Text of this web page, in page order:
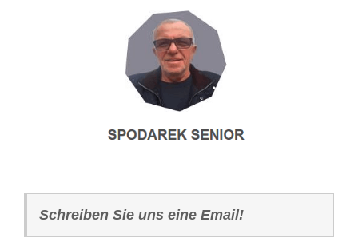
Schreiben Sie uns eine Email!